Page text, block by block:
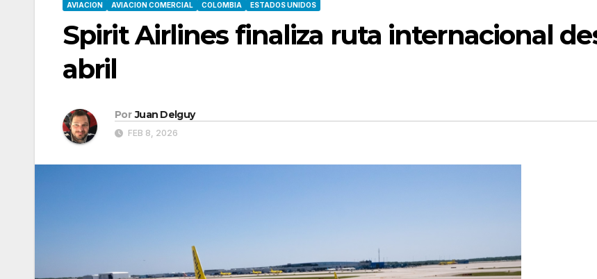
AVIACION AVIACION COMERCIAL COLOMBIA ESTADOS UNIDOS
Spirit Airlines finaliza ruta internacional
abril
Por Juan Delguy
FEB 8, 2026